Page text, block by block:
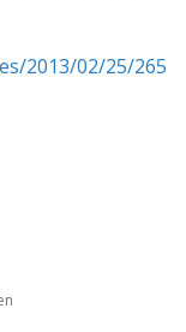
2013/02/25/265